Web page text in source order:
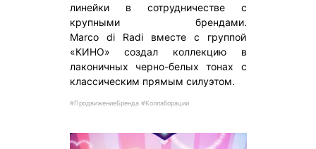
линейки в сотрудничестве с
крупными брендами.
Marco di Radi вместе с группой
«КИНО» создал коллекцию в
лаконичных черно-белых тонах с
классическим прямым силуэтом.
#ПродвижениеБренда #Коллаборации